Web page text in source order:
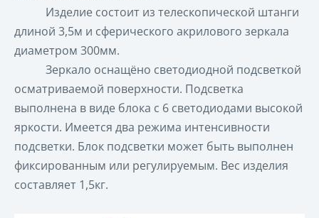
Изделие состоит из телескопической штанги
длиной 3,5м и сферического акрилового зеркала
диаметром 300мм.
Зеркало оснащёно светодиодной подсветкой
осматриваемой поверхности. Подсветка
выполнена в виде блока с 6 светодиодами высокой
яркости. Имеется два режима интенсивности
подсветки. Блок подсветки может быть выполнен
фиксированным или регулируемым. Вес изделия
составляет 1,5кг.